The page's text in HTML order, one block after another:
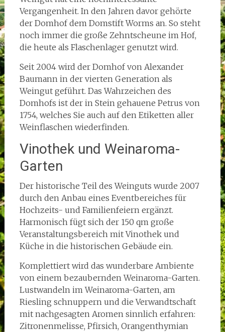
Vergangenheit. In den Jahren davor gehörte
der Domhof dem Domstift Worms an. So steht
noch immer die große Zehntscheune im Hof,
die heute als Flaschenlager genutzt wird.
Seit 2004 wird der Domhof von Alexander
Baumann in der vierten Generation als
Weingut geführt. Das Wahrzeichen des
Domhofs ist der in Stein gehauene Petrus von
1754, welches Sie auch auf den Etiketten aller
Weinflaschen wiederfinden.
Vinothek und Weinaroma-
Garten
Der historische Teil des Weinguts wurde 2007
durch den Anbau eines Eventbereiches für
Hochzeits- und Familienfeiern ergänzt.
Harmonisch fügt sich der 150 qm große
Veranstaltungsbereich mit Vinothek und
Küche in die historischen Gebäude ein.
Komplettiert wird das wunderbare Ambiente
von einem bezaubernden Weinaroma-Garten.
Lustwandeln im Weinaroma-Garten, am
Riesling schnuppern und die Verwandtschaft
mit nachgesagten Aromen sinnlich erfahren:
Zitronenmelisse, Pfirsich, Orangenthymian